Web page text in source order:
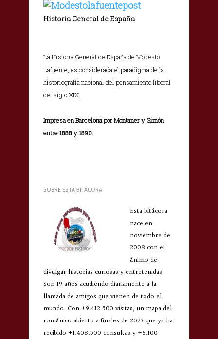
Historia General de España
La Historia General de España de Modesto
Lafuente, es considerada el paradigma de la
historiografía nacional del pensamiento liberal
del siglo XIX.
Impresa en Barcelona por Montaner y Simón
entre 1888 y 1890.
SOBRE ESTA BITÁCORA
Esta bitácora
nace en
noviembre de
2008 con el
ánimo de
divulgar historias curiosas y entretenidas.
Son 19 años acudiendo diariamente a la
llamada de amigos que vienen de todo el
mundo. Con +9.412.500 visitas, un mapa del
románico abierto a finales de 2023 que ya ha
recibido +1.408.500 consultas y +6.100